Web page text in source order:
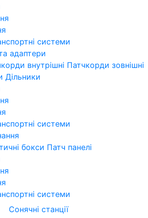
системи
адаптери
внутрішні Патчкорди зовнішні
Дільники
системи
бокси Патч панелі
системи
Сонячні станції